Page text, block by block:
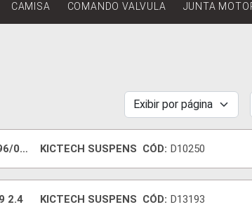
CAMISA COMANDO VALVULA JUNTA
06
KICTECH SUSPENS CÓD: D10250
2.4 KICTECH SUSPENS CÓD: D13193